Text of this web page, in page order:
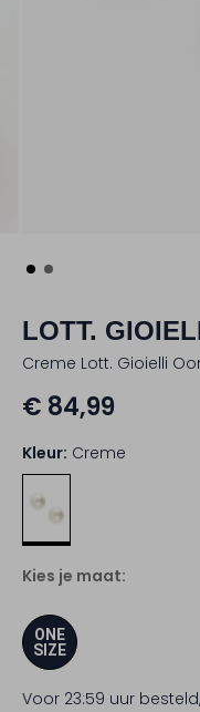
LOTT.
Creme Lott. Gioielli
€ 84,99
Kleur: Creme
Kies je maat:
ONE
SIZE
Voor 23:59 uur besteld,